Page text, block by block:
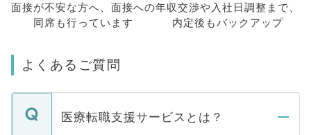
面接が不安な方へ、 面接への
同席も行っています
年収交渉や入社日調整まで、
内定後もバックアップ
よくあるご質問
医療転職支援サービスとは？